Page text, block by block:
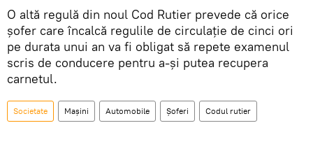
O altă regulă din noul Cod Rutier prevede că orice
şofer care încalcă regulile de circulaţie de cinci ori
pe durata unui an va fi obligat să repete examenul
scris de conducere pentru a-şi putea recupera
carnetul.
Societate Mașini Automobile Șoferi Codul rutier